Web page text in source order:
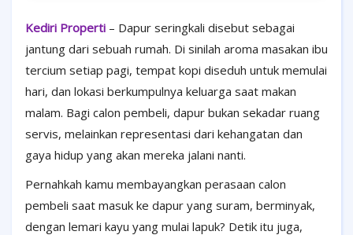
Kediri Properti – Dapur seringkali disebut sebagai
jantung dari sebuah rumah. Di sinilah aroma masakan ibu
tercium setiap pagi, tempat kopi diseduh untuk memulai
hari, dan lokasi berkumpulnya keluarga saat makan
malam. Bagi calon pembeli, dapur bukan sekadar ruang
servis, melainkan representasi dari kehangatan dan
gaya hidup yang akan mereka jalani nanti.
Pernahkah kamu membayangkan perasaan calon
pembeli saat masuk ke dapur yang suram, berminyak,
dengan lemari kayu yang mulai lapuk? Detik itu juga,